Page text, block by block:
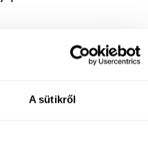
A sütikről